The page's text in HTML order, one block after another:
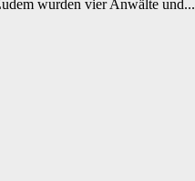
wurden vier Anwälte und...